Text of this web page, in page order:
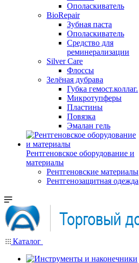
Ополаскиватель
BioRepair
Зубная паста
Ополаскиватель
Средство для
реминерализации
Silver Care
Флоссы
Зелёная дубрава
Губка гемост.коллаг.
Микротупферы
Пластины
Повязка
Эмалан гель
Рентгеновское оборудование и
материалы
Рентгеновские материалы
Рентгенозащитная одежда
Каталог